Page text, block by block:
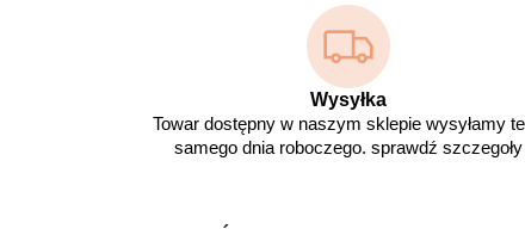
Wysyłka
Towar dostępny w naszym sklepie wysyłamy
samego dnia roboczego. sprawdź szczegoły